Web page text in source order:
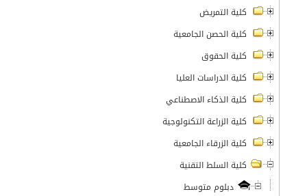
كلية التمريض
كلية الحصن الجامعية
كلية الحقوق
كلية الدراسات العليا
كلية الذكاء الاصطناعي
كلية الزراعة التكنولوجية
كلية الزرقاء الجامعية
كلية السلط التقنية
دبلوم متوسط